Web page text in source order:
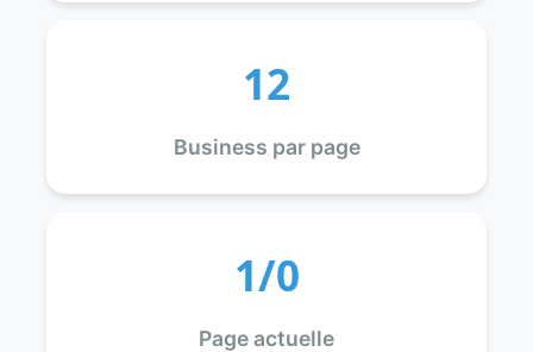
12
Business par page
1/0
Page actuelle